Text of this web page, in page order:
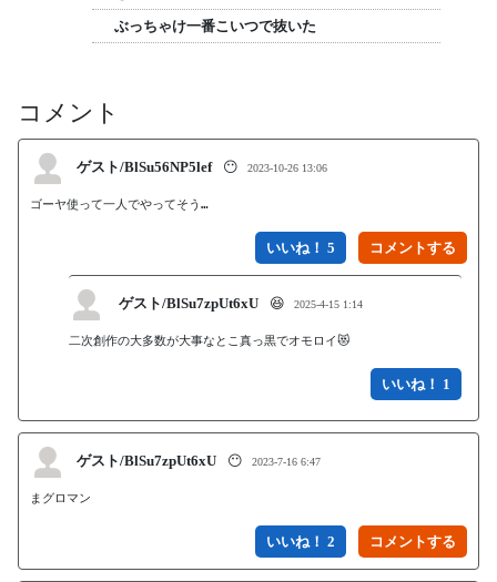
ぶっちゃけ一番こいつで抜いた
コメント
ゲスト/BlSu56NP5lef 😶 2023-10-26 13:06
ゴーヤ使って一人でやってそう…
いいね！ 5
ゲスト/BlSu7zpUt6xU 😆 2025-4-15 1:14
二次創作の大多数が大事なとこ真っ黒でオモロイ😻
いいね！ 1
ゲスト/BlSu7zpUt6xU 😶 2023-7-16 6:47
まグロマン
いいね！ 2